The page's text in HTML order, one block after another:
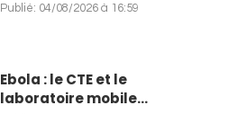
Publié: 04/08/2026 à 16:59
Ebola : le CTE et le
laboratoire mobile...